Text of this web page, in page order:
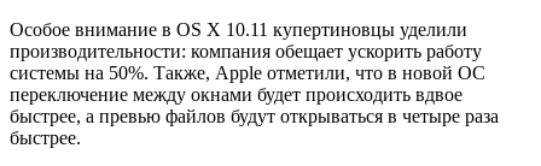
Особое внимание в OS X 10.11 купертиновцы уделили
производительности: компания обещает ускорить работу
системы на 50%. Также, Apple отметили, что в новой ОС
переключение между окнами будет происходить вдвое
быстрее, а превью файлов будут открываться в четыре раза
быстрее.